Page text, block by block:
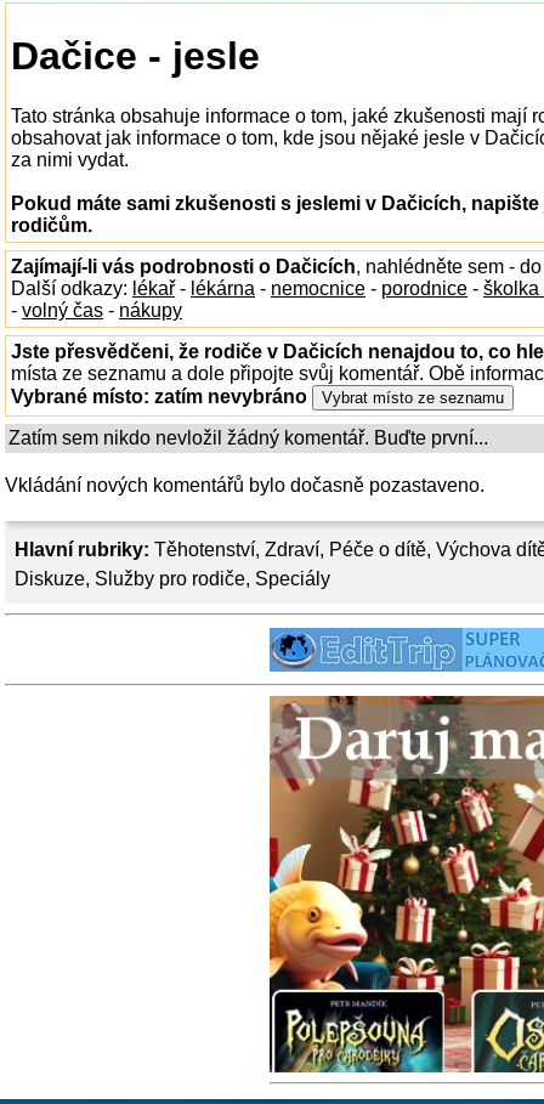
Hlavní rubriky: Těhotenství, Zdraví, Péče o dítě, Výchova
Diskuze, Služby pro rodiče, Speciály
Dačice - jesle
Tato stránka obsahuje informace o tom, jaké zkušenosti mají
obsahovat jak informace o tom, kde jsou nějaké jesle v
za nimi vydat.
Pokud máte sami zkušenosti s jeslemi v Dačicích,
rodičům.
Zajímají-li vás podrobnosti o Dačicích, nahlédněte sem -
Další odkazy: lékař - lékárna - nemocnice - porodnice - školka
- volný čas - nákupy
Jste přesvědčeni, že rodiče v Dačicích nenajdou to, co
místa ze seznamu a dole připojte svůj komentář. Obě
Vybrané místo: zatím nevybráno
Zatím sem nikdo nevložil žádný komentář. Buďte první...
Vkládání nových komentářů bylo dočasně pozastaveno.